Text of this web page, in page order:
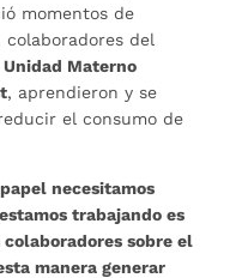
momentos de
del
Materno
, aprendieron y se
el consumo de
necesitamos
trabajando es
sobre el
manera generar